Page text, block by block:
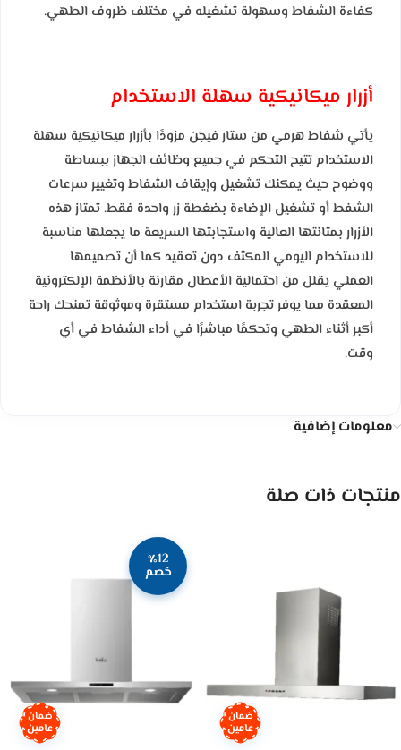
كفاءة الشفاط وسهولة تشغيله في مختلف ظروف الطهي.
أزرار ميكانيكية سهلة الاستخدام
يأتي شفاط هرمي من ستار فيجن مزودًا بأزرار ميكانيكية سهلة
الاستخدام تتيح التحكم في جميع وظائف الجهاز ببساطة
ووضوح حيث يمكنك تشغيل وإيقاف الشفاط وتغيير سرعات
الشفط أو تشغيل الإضاءة بضغطة زر واحدة فقط. تمتاز هذه
الأزرار بمتانتها العالية واستجابتها السريعة ما يجعلها مناسبة
للاستخدام اليومي المكثف دون تعقيد كما أن تصميمها
العملي يقلل من احتمالية الأعطال مقارنة بالأنظمة الإلكترونية
المعقدة مما يوفر تجربة استخدام مستقرة وموثوقة تمنحك راحة
أكبر أثناء الطهي وتحكمًا مباشرًا في أداء الشفاط في أي
وقت.
معلومات إضافية
منتجات ذات صلة
ضمان
عامين
٪12
خصم
ضمان
عامين